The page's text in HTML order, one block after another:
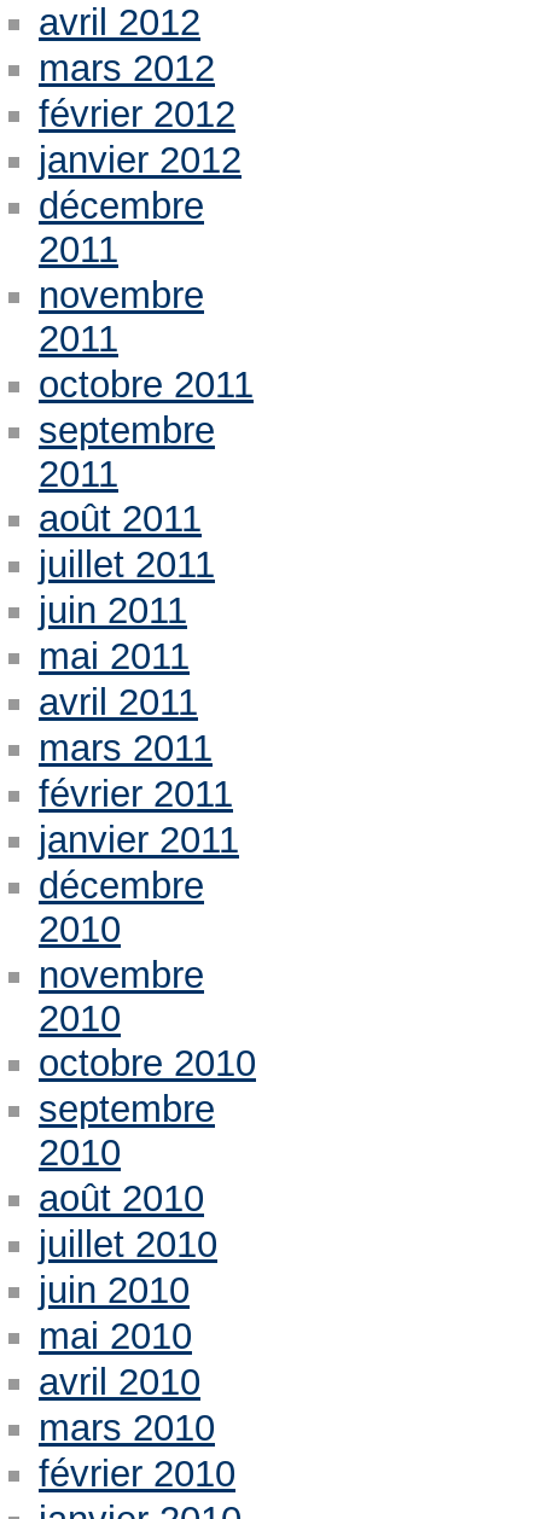
avril 2012
mars 2012
février 2012
janvier 2012
décembre
2011
novembre
2011
octobre 2011
septembre
2011
août 2011
juillet 2011
juin 2011
mai 2011
avril 2011
mars 2011
février 2011
janvier 2011
décembre
2010
novembre
2010
octobre 2010
septembre
2010
août 2010
juillet 2010
juin 2010
mai 2010
avril 2010
mars 2010
février 2010